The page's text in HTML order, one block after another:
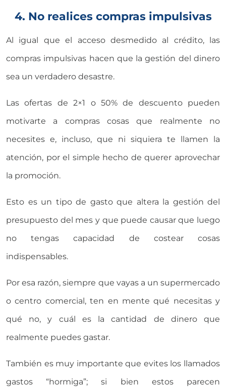
4. No realices compras impulsivas
Al igual que el acceso desmedido al crédito, las
compras impulsivas hacen que la gestión del dinero
sea un verdadero desastre.
Las ofertas de 2×1 o 50% de descuento pueden
motivarte a compras cosas que realmente no
necesites e, incluso, que ni siquiera te llamen la
atención, por el simple hecho de querer aprovechar
la promoción.
Esto es un tipo de gasto que altera la gestión del
presupuesto del mes y que puede causar que luego
no tengas capacidad de costear cosas
indispensables.
Por esa razón, siempre que vayas a un supermercado
o centro comercial, ten en mente qué necesitas y
qué no, y cuál es la cantidad de dinero que
realmente puedes gastar.
También es muy importante que evites los llamados
gastos “hormiga”; si bien estos parecen